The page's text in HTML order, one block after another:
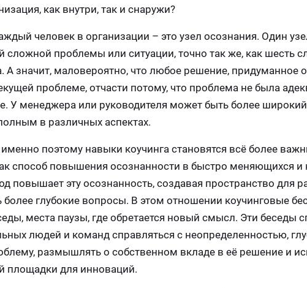
как внутри, так и снаружи?
человек в организации – это узел осознания. Один
сложной проблемы или ситуации, точно так же, как шесть
А значит, маловероятно, что любое решение, придуманное
проблеме, отчасти потому, что проблема не была
У менеджера или руководителя может быть более широкий
в различных аспектах.
поэтому навыки коучинга становятся всё более
способ повышения осознанности в быстро меняющихся и
повышает эту осознанность, создавая пространство для
более глубокие вопросы. В этом отношении коучинговые
места паузы, где обретается новый смысл. Эти
людей и команд справляться с неопределенностью,
размышлять о собственном вкладе в её решение и
площадки для инноваций.